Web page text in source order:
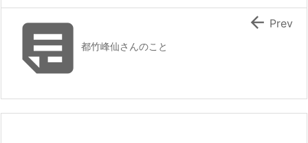
都竹峰仙さんのこと
 Prev